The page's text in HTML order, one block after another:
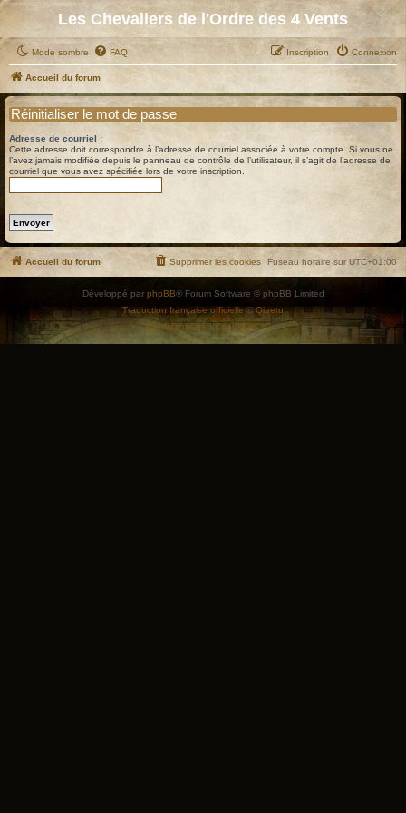
Les Chevaliers de l'Ordre des 4 Vents
Mode sombre FAQ Connexion
Inscription
Accueil du forum
Réinitialiser le mot de passe
Adresse de courriel :
Cette adresse doit correspondre à l’adresse de courriel associée à votre compte. Si vous ne
l’avez jamais modifiée depuis le panneau de contrôle de l’utilisateur, il s’agit de l’adresse de
courriel que vous avez spécifiée lors de votre inscription.
Accueil du forum Fuseau horaire surUTC+01:00
Supprimer les cookies
Développé par phpBB® Forum Software © phpBB Limited
Traduction française officielle©Qiaeru
Confidentialité|Conditions